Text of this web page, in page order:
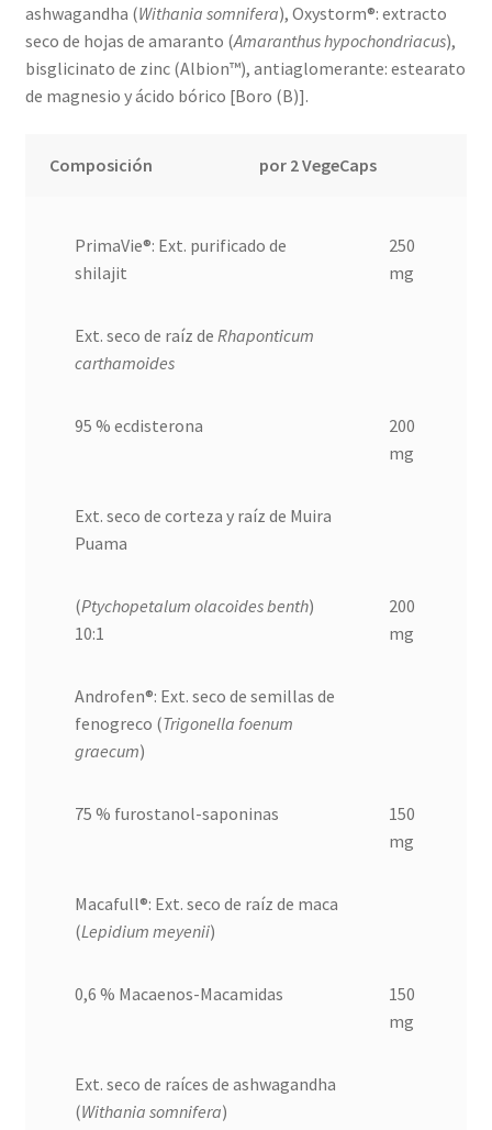
ashwagandha (Withania somnifera), Oxystorm®: extracto
seco de hojas de amaranto (Amaranthus hypochondriacus),
bisglicinato de zinc (Albion™), antiaglomerante: estearato
de magnesio y ácido bórico [Boro (B)].
Composición por 2 VegeCaps
PrimaVie®: Ext. purificado de
shilajit
250
mg
Ext. seco de raíz de Rhaponticum
carthamoides
95 % ecdisterona
200
mg
Ext. seco de corteza y raíz de Muira
Puama
(Ptychopetalum olacoides benth)
10:1
200
mg
Androfen®: Ext. seco de semillas de
fenogreco (Trigonella foenum
graecum)
75 % furostanol-saponinas
150
mg
Macafull®: Ext. seco de raíz de maca
(Lepidium meyenii)
0,6 % Macaenos-Macamidas
150
mg
Ext. seco de raíces de ashwagandha
(Withania somnifera)